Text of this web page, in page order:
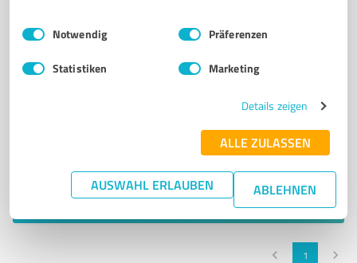
Impressum Datenschutzbestimmungen
Einwilligungsauswahl
Notwendig Präferenzen
Statistiken Marketing
Details zeigen
ALLE ZULASSEN
AUSWAHL ERLAUBEN ABLEHNEN
Sie möchten auch hier gelistet werden?
Registrieren Sie sich jetzt und werden Sie ein von
Kunden empfohlener ProvenExpert!
1